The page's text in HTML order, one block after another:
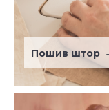
Пошив штор